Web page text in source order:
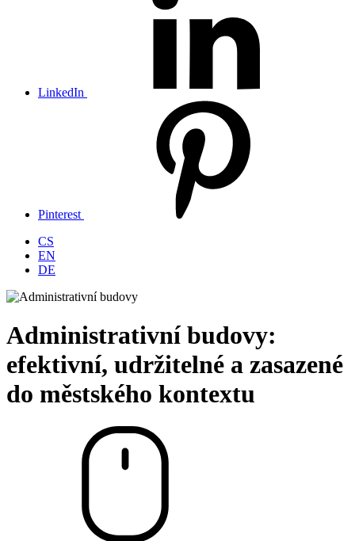
LinkedIn
Pinterest
CS
EN
DE
Administrativní budovy:
efektivní, udržitelné a zasazené
do městského kontextu